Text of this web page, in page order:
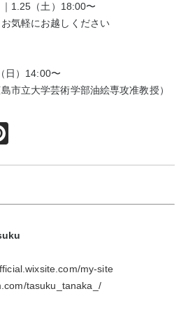
1.25（土）18:00〜
気軽にお越しください
日）14:00〜
市立大学芸術学部油絵専攻准教授）
my-site
tasuku_tanaka_/